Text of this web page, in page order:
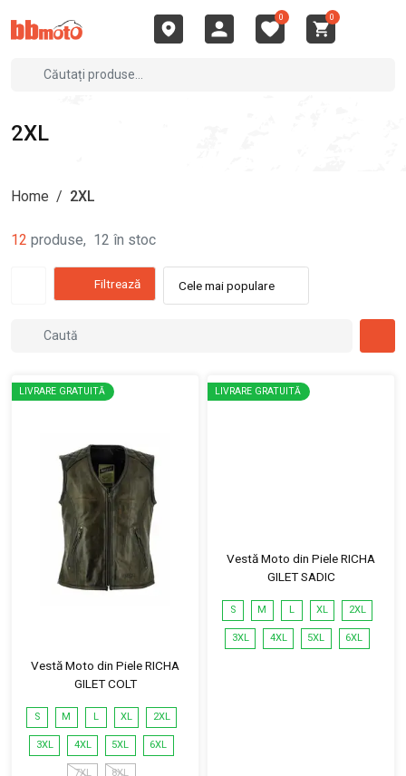
0 0
2XL
Home / 2XL
12 produse, 12 în stoc
Filtrează Cele mai populare
LIVRARE GRATUITĂ
Vestă Moto din Piele RICHA
GILET COLT
S M L XL 2XL
3XL 4XL 5XL 6XL
7XL 8XL
LIVRARE GRATUITĂ
Vestă Moto din Piele RICHA
GILET SADIC
S M L XL 2XL
3XL 4XL 5XL 6XL